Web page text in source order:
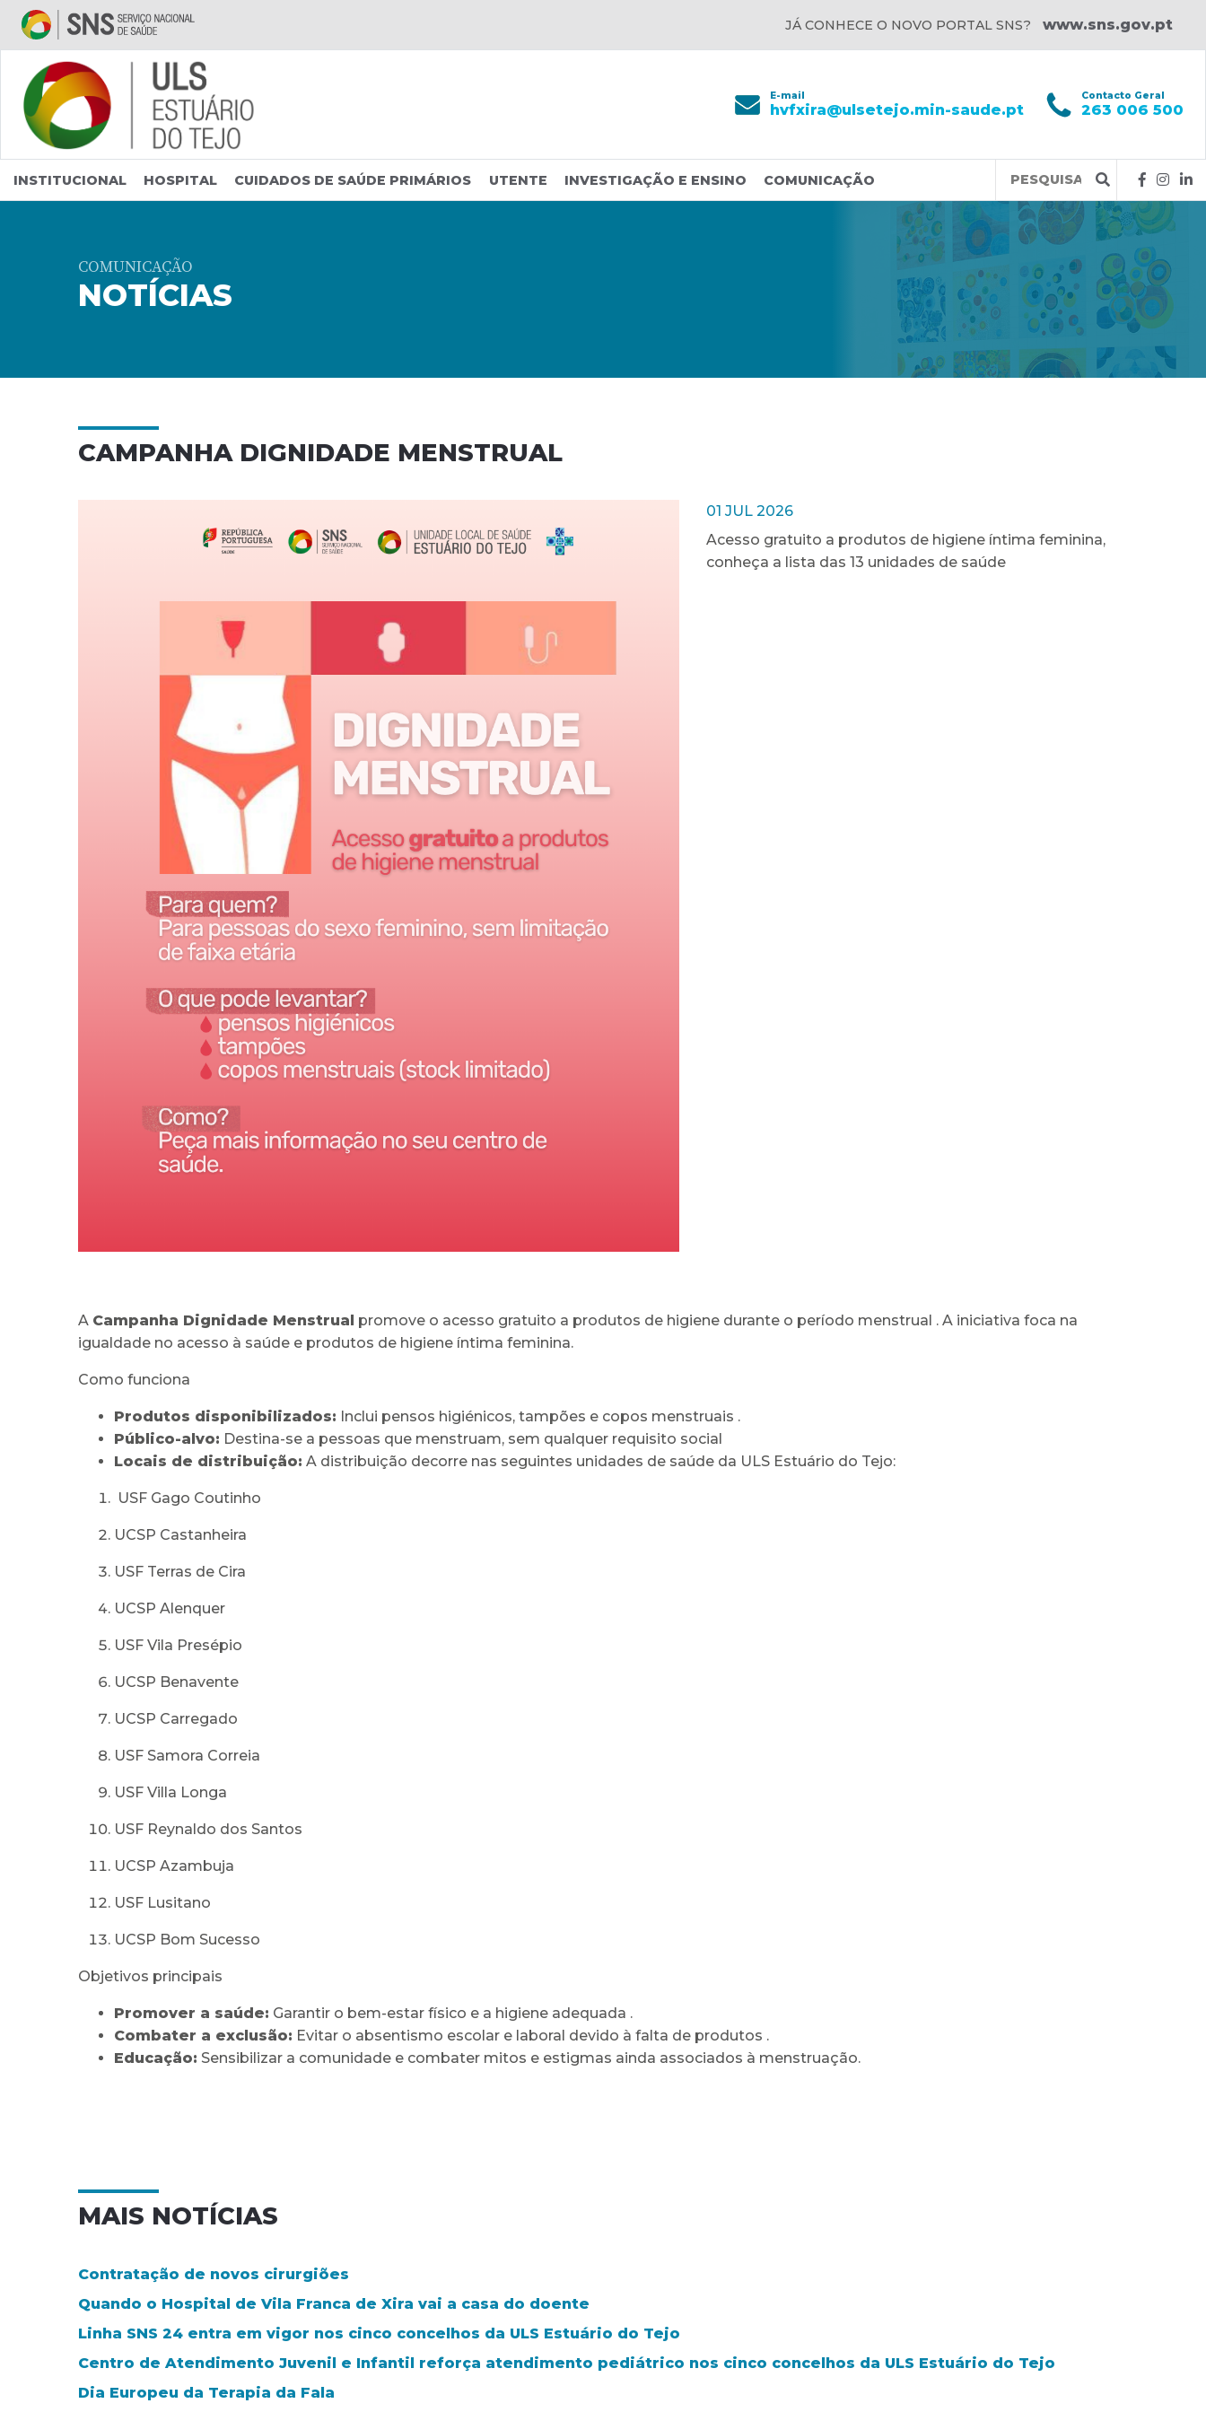
Saltar para conteúdo principal
JÁ CONHECE O NOVO PORTAL SNS? www.sns.gov.pt
E-mail
hvfxira@ulsetejo.min-saude.pt
Contacto Geral
263 006 500
INSTITUCIONAL HOSPITAL CUIDADOS DE SAÚDE PRIMÁRIOS UTENTE INVESTIGAÇÃO E ENSINO COMUNICAÇÃO
Query
COMUNICAÇÃO
NOTÍCIAS
CAMPANHA DIGNIDADE MENSTRUAL
01 JUL 2026
Acesso gratuito a produtos de higiene íntima feminina,
conheça a lista das 13 unidades de saúde
A Campanha Dignidade Menstrual promove o acesso gratuito a produtos de higiene durante o período menstrual . A iniciativa foca na
igualdade no acesso à saúde e produtos de higiene íntima feminina.
Como funciona
Produtos disponibilizados: Inclui pensos higiénicos, tampões e copos menstruais .
Público-alvo: Destina-se a pessoas que menstruam, sem qualquer requisito social
Locais de distribuição: A distribuição decorre nas seguintes unidades de saúde da ULS Estuário do Tejo:
USF Gago Coutinho
UCSP Castanheira
USF Terras de Cira
UCSP Alenquer
USF Vila Presépio
UCSP Benavente
UCSP Carregado
USF Samora Correia
USF Villa Longa
USF Reynaldo dos Santos
UCSP Azambuja
USF Lusitano
UCSP Bom Sucesso
Objetivos principais
Promover a saúde: Garantir o bem-estar físico e a higiene adequada .
Combater a exclusão: Evitar o absentismo escolar e laboral devido à falta de produtos .
Educação: Sensibilizar a comunidade e combater mitos e estigmas ainda associados à menstruação.
MAIS NOTÍCIAS
Contratação de novos cirurgiões
Quando o Hospital de Vila Franca de Xira vai a casa do doente
Linha SNS 24 entra em vigor nos cinco concelhos da ULS Estuário do Tejo
Centro de Atendimento Juvenil e Infantil reforça atendimento pediátrico nos cinco concelhos da ULS Estuário do Tejo
Dia Europeu da Terapia da Fala